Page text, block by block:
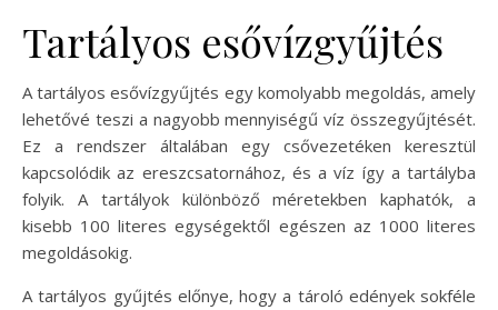
Tartályos esővízgyűjtés
A tartályos esővízgyűjtés egy komolyabb megoldás, amely
lehetővé teszi a nagyobb mennyiségű víz összegyűjtését.
Ez a rendszer általában egy csővezetéken keresztül
kapcsolódik az ereszcsatornához, és a víz így a tartályba
folyik. A tartályok különböző méretekben kaphatók, a
kisebb 100 literes egységektől egészen az 1000 literes
megoldásokig.
A tartályos gyűjtés előnye, hogy a tároló edények sokféle